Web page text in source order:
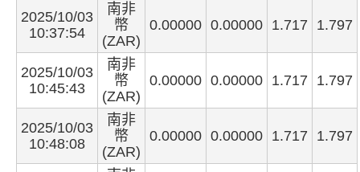
2025/10/03
10:37:54
南非
幣
(ZAR)
0.00000 0.00000 1.717 1.797
2025/10/03
10:45:43
南非
幣
(ZAR)
0.00000 0.00000 1.717 1.797
2025/10/03
10:48:08
南非
幣
(ZAR)
0.00000 0.00000 1.717 1.797